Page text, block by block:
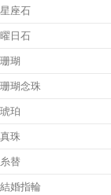
星座石
曜日石
珊瑚
珊瑚念珠
琥珀
真珠
糸替
結婚指輪